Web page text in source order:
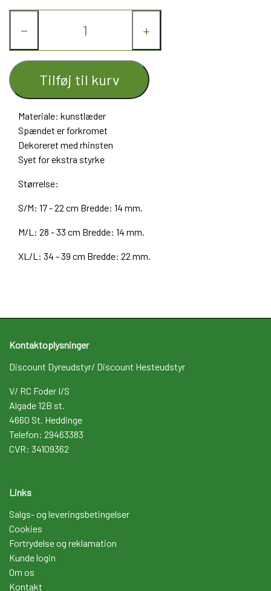
− +
Tilføj til kurv
Materiale: kunstlæder
Spændet er forkromet
Dekoreret med rhinsten
Syet for ekstra styrke
Størrelse:
S/M: 17 - 22 cm Bredde: 14 mm.
M/L: 28 - 33 cm Bredde: 14 mm.
XL/L: 34 - 39 cm Bredde: 22 mm.
Kontaktoplysninger
Discount Dyreudstyr/ Discount Hesteudstyr
V/ RC Foder I/S
Algade 12B st.
4660 St. Heddinge
Telefon: 29463383
CVR: 34109362
Links
Salgs- og leveringsbetingelser
Cookies
Fortrydelse og reklamation
Kunde login
Om os
Kontakt